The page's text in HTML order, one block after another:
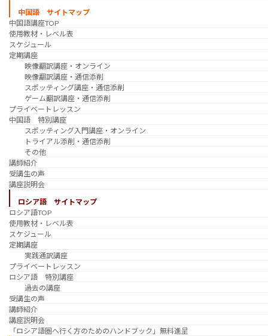
中国語 サイトマップ
中国語講座TOP
使用教材・レベル表
スケジュール
定期講座
映像翻訳講座・オンライン
映像翻訳講座・通信添削
スポッティング講座・通信添削
ゲーム翻訳講座・通信添削
プライベートレッスン
中国語 特別講座
スポッティング入門講座・オンライン
トライアル添削・通信添削
その他
講師紹介
受講生の声
講座説明会
ロシア語 サイトマップ
ロシア語TOP
使用教材・レベル表
スケジュール
定期講座
実践通訳講座
プライベートレッスン
ロシア語 特別講座
過去の講座
受講生の声
講師紹介
講座説明会
「ロシア語圏へ行く方のためのハンドブック」無料進呈